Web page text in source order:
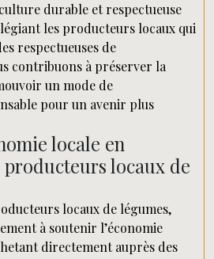
durable et respectueuse
les producteurs locaux qui
respectueuses de
contribuons à préserver la
un mode de
pour un avenir plus
locale en
locaux de
locaux de légumes,
à soutenir l’économie
directement auprès des